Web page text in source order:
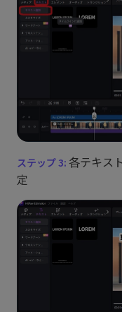
各テキス
定